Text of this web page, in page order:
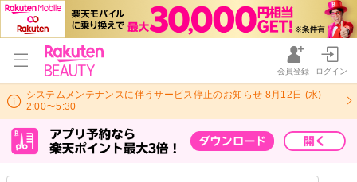
会員登録 ログイン
システムメンテナンスに伴うサービス停止のお知らせ 8月12日 (水)
2:00〜5:30